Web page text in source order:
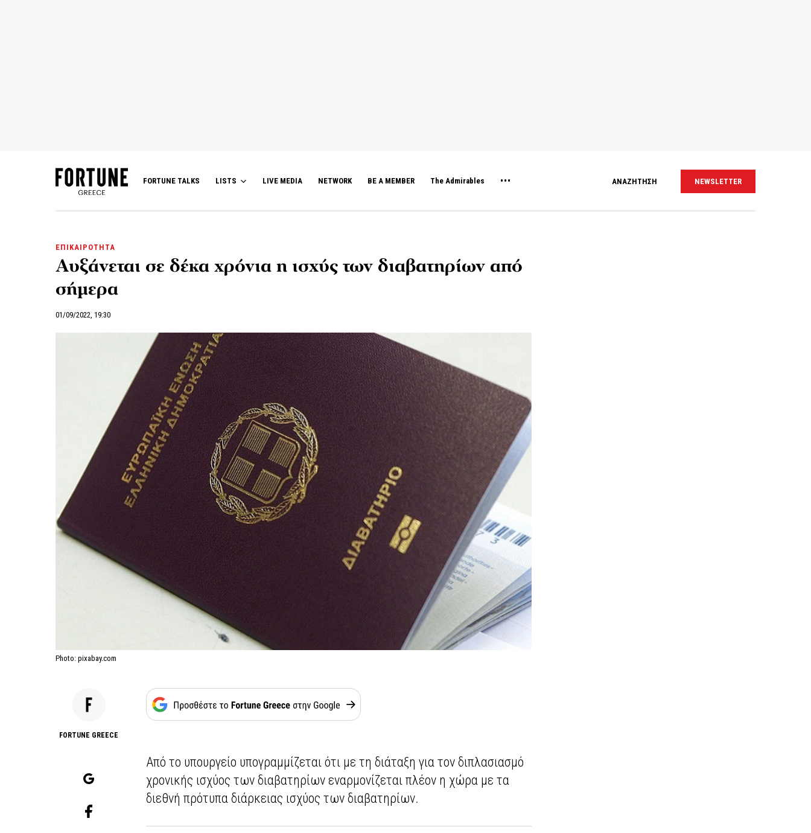
FORTUNE TALKS LISTS LIVE MEDIA NETWORK BE A MEMBER The Admirables ΑΝΑΖΗΤΗΣΗ NEWSLETTER
ΕΠΙΚΑΙΡΟΤΗΤΑ
Αυξάνεται σε δέκα χρόνια η ισχύς των διαβατηρίων από
σήμερα
01/09/2022, 19:30
Photo: pixabay.com
FORTUNE GREECE
Από το υπουργείο υπογραμμίζεται ότι με τη διάταξη για τον διπλασιασμό
χρονικής ισχύος των διαβατηρίων εναρμονίζεται πλέον η χώρα με τα
διεθνή πρότυπα διάρκειας ισχύος των διαβατηρίων.